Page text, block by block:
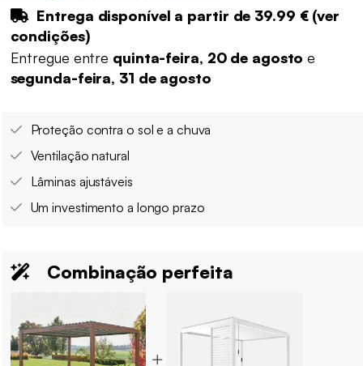
Entrega disponível a partir de 39.99 €(ver
condições)
Entregue entre quinta-feira, 20 de agostoe
segunda-feira, 31 de agosto
Proteção contra o sol e a chuva
Ventilação natural
Lâminas ajustáveis
Um investimento a longo prazo
Combinação perfeita